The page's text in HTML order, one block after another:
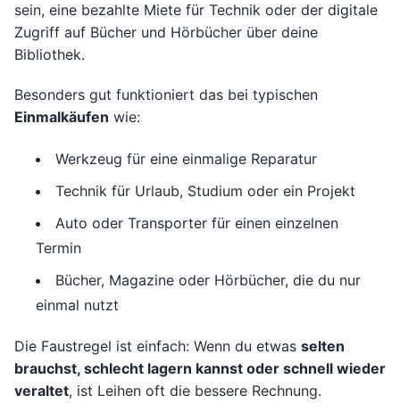
sein, eine bezahlte Miete für Technik oder der digitale
Zugriff auf Bücher und Hörbücher über deine
Bibliothek.
Besonders gut funktioniert das bei typischen
Einmalkäufen wie:
Werkzeug für eine einmalige Reparatur
Technik für Urlaub, Studium oder ein Projekt
Auto oder Transporter für einen einzelnen
Termin
Bücher, Magazine oder Hörbücher, die du nur
einmal nutzt
Die Faustregel ist einfach: Wenn du etwas selten
brauchst, schlecht lagern kannst oder schnell wieder
veraltet, ist Leihen oft die bessere Rechnung.